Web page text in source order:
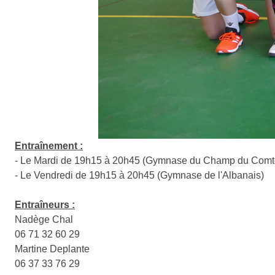
Entraînement :
- Le Mardi de 19h15 à 20h45 (Gymnase du Champ du
- Le Vendredi de 19h15 à 20h45 (Gymnase de l'Albanais)
Entraîneurs :
Nadège Chal
06 71 32 60 29
Martine Deplante
06 37 33 76 29